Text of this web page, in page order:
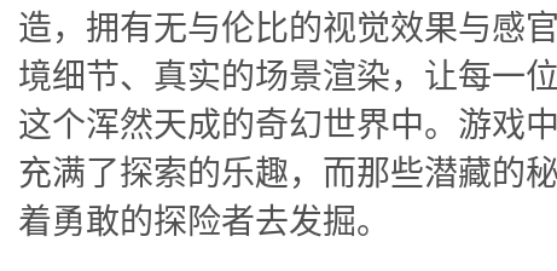
造，拥有无与伦比的视觉效果与感
境细节、真实的场景渲染，让每一
这个浑然天成的奇幻世界中。游戏
充满了探索的乐趣，而那些潜藏的
着勇敢的探险者去发掘。